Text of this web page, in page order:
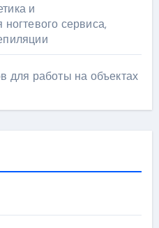
и
сервиса,
для работы на объектах